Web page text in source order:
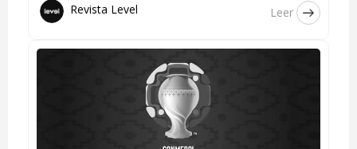
Revista Level Leer